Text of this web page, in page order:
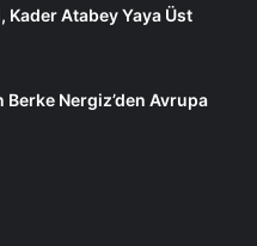
Atabey Yaya Üst
Nergiz’den Avrupa